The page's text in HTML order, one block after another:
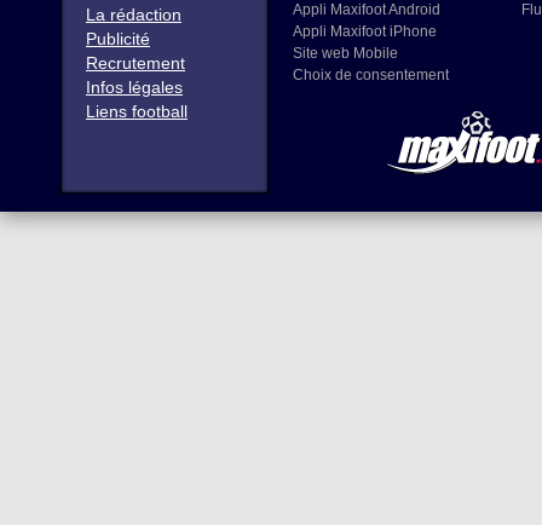
La rédaction
Publicité
Recrutement
Infos légales
Liens football
Appli Maxifoot Android
Appli Maxifoot iPhone
Site web Mobile
Choix de consentement